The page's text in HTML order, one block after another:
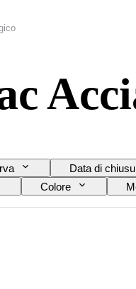
Data di
Colore
Diametro della cassa